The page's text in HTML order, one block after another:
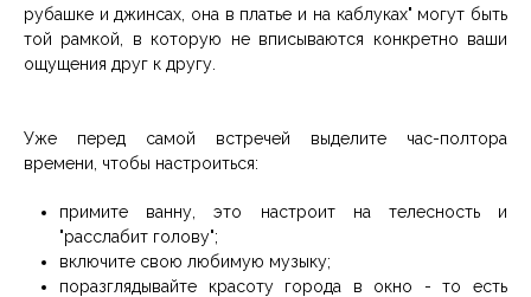
рубашке и джинсах, она в платье и на каблуках" могут быть
той рамкой, в которую не вписываются конкретно ваши
ощущения друг к другу.
Уже перед самой встречей выделите час-полтора
времени, чтобы настроиться:
примите ванну, это настроит на телесность и
"расслабит голову";
включите свою любимую музыку;
поразглядывайте красоту города в окно - то есть